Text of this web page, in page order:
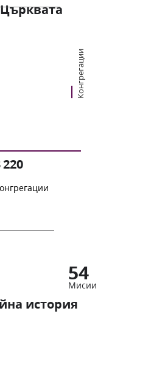
Конгрегации
220
54
Мисии
история